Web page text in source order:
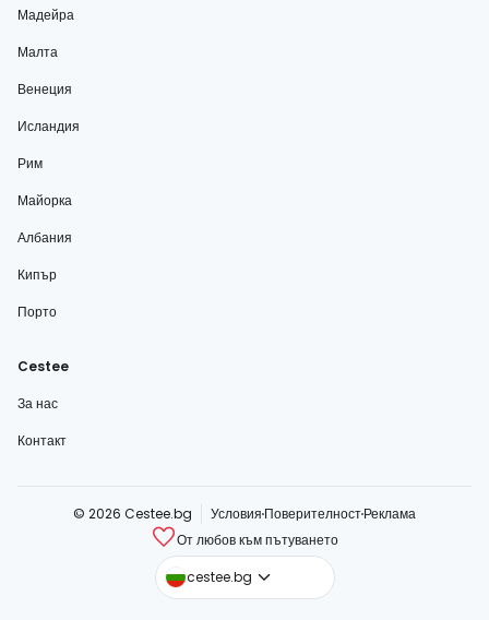
Мадейра
Малта
Венеция
Исландия
Рим
Майорка
Албания
Кипър
Порто
Cestee
За нас
Контакт
© 2026 Cestee.bg Условия ПоверителностРеклама
От любов към пътуването
cestee.bg
cestee.com
cestee.sk